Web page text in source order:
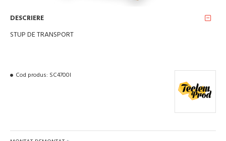
DESCRIERE
STUP DE TRANSPORT
Cod produs: SC4700I